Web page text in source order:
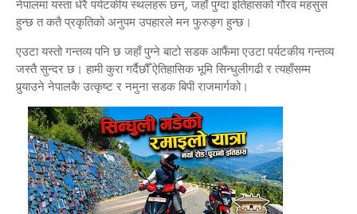
नेपालमा यस्ता धेरै पर्यटकीय स्थलहरू छन्, जहाँ पुग्दा इतिहासको गौरव महसुस
हुन्छ त कतै प्रकृतिको अनुपम उपहारले मन फुरुङ्ग हुन्छ।
एउटा यस्तो गन्तव्य पनि छ जहाँ पुग्ने बाटो सडक आफैंमा एउटा पर्यटकीय गन्तव्य
जस्तै सुन्दर छ। हामी कुरा गर्दैछौँ ऐतिहासिक भूमि सिन्धुलीगढी र त्यहाँसम्म
पुर्‍याउने नेपालकै उत्कृष्ट र नमुना सडक बिपी राजमार्गको।